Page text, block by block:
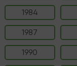
1984
1987
1990